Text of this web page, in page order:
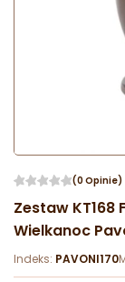
(0 Opinie)
Zestaw KT168
Wielkanoc
Indeks: PAVONI170